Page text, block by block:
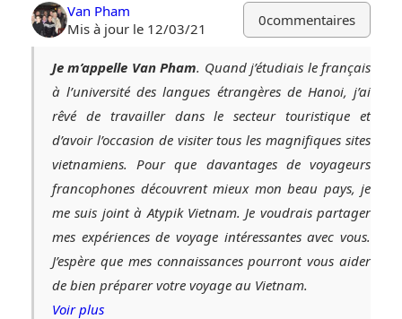
Van Pham
Mis à jour le 12/03/21
0commentaires
Je m’appelle Van Pham. Quand j’étudiais le français
à l’université des langues étrangères de Hanoi, j’ai
rêvé de travailler dans le secteur touristique et
d’avoir l’occasion de visiter tous les magnifiques sites
vietnamiens. Pour que davantages de voyageurs
francophones découvrent mieux mon beau pays, je
me suis joint à Atypik Vietnam. Je voudrais partager
mes expériences de voyage intéressantes avec vous.
J’espère que mes connaissances pourront vous aider
de bien préparer votre voyage au Vietnam.
Voir plus